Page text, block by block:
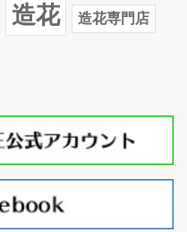
造花 造花専門店